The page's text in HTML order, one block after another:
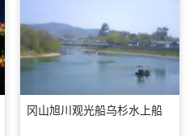
冈山旭川观光船乌杉水上船